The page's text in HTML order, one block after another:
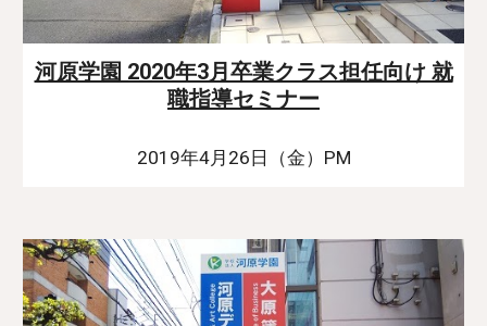
河原学園 2020年3月卒業クラス担任向け 就
職指導セミナー
2019年4月26日（金）PM